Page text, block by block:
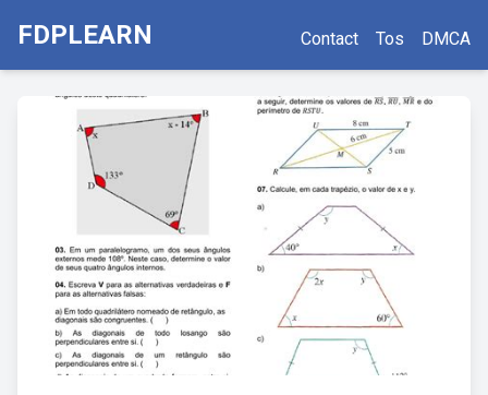
FDPLEARN Contact Tos DMCA